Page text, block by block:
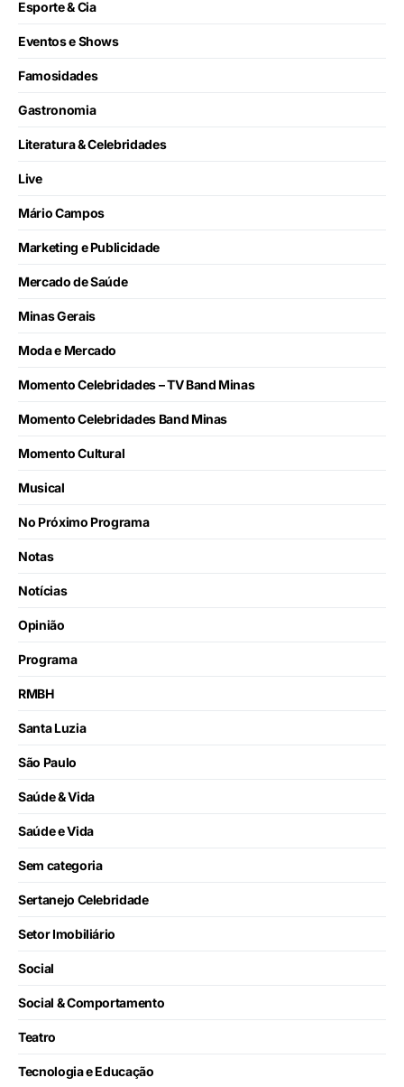
Esporte & Cia
Eventos e Shows
Famosidades
Gastronomia
Literatura & Celebridades
Live
Mário Campos
Marketing e Publicidade
Mercado de Saúde
Minas Gerais
Moda e Mercado
Momento Celebridades – TV Band Minas
Momento Celebridades Band Minas
Momento Cultural
Musical
No Próximo Programa
Notas
Notícias
Opinião
Programa
RMBH
Santa Luzia
São Paulo
Saúde & Vida
Saúde e Vida
Sem categoria
Sertanejo Celebridade
Setor Imobiliário
Social
Social & Comportamento
Teatro
Tecnologia e Educação